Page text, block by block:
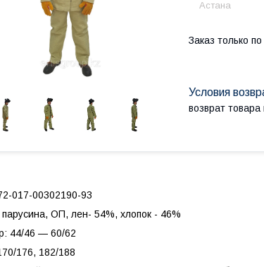
Астана
Заказ только
возврат
017-00302190-93
парусина, ОП, лен- 54%, хлопок - 46%
44/46 — 60/62
176, 182/188